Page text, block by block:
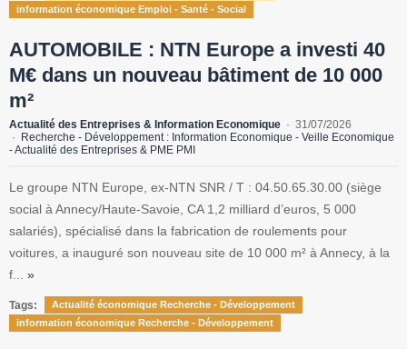
information économique Emploi - Santé - Social
AUTOMOBILE : NTN Europe a investi 40
M€ dans un nouveau bâtiment de 10 000
m²
Actualité des Entreprises & Information Economique
31/07/2026
Recherche - Développement : Information Economique - Veille Economique
- Actualité des Entreprises & PME PMI
Le groupe NTN Europe, ex-NTN SNR / T : 04.50.65.30.00 (siège
social à Annecy/Haute-Savoie, CA 1,2 milliard d’euros, 5 000
salariés), spécialisé dans la fabrication de roulements pour
voitures, a inauguré son nouveau site de 10 000 m² à Annecy, à la
f... »
Tags:
Actualité économique Recherche - Développement
information économique Recherche - Développement